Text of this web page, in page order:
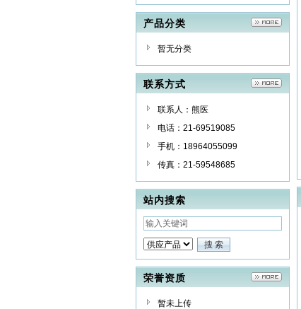
产品分类
暂无分类
联系方式
联系人：熊医
电话：21-69519085
手机：18964055099
传真：21-59548685
站内搜索
荣誉资质
暂未上传